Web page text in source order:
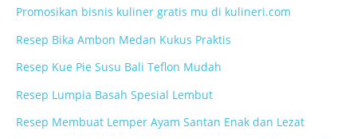
Promosikan bisnis kuliner gratis mu di kulineri.com
Resep Bika Ambon Medan Kukus Praktis
Resep Kue Pie Susu Bali Teflon Mudah
Resep Lumpia Basah Spesial Lembut
Resep Membuat Lemper Ayam Santan Enak dan Lezat